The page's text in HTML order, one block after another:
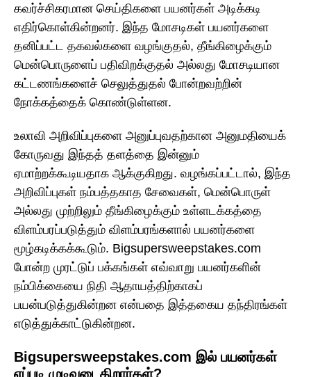
கவர்ச்சிகரமான செய்திகளை பயனர்கள் அடிக்கடி
எதிர்கொள்கின்றனர். இந்த மோசடிகள் பயனர்களை
தனிப்பட்ட தகவல்களை வழங்குதல், தீங்கிழைக்கும்
மென்பொருளைப் பதிவிறக்குதல் அல்லது மோசடியான
கட்டணங்களைச் செலுத்துதல் போன்றவற்றின்
நோக்கத்தைக் கொண்டுள்ளன.
உலாவி அறிவிப்புகளை அனுப்புவதற்கான அனுமதியைக்
கோருவது இந்தத் தளத்தை இன்னும்
ஏமாற்றக்கூடியதாக ஆக்குகிறது. வழங்கப்பட்டால், இந்த
அறிவிப்புகள் நம்பத்தகாத சேவைகள், மென்பொருள்
அல்லது முற்றிலும் தீங்கிழைக்கும் உள்ளடக்கத்தை
விளம்பரப்படுத்தும் விளம்பரங்களால் பயனர்களை
மூழ்கடிக்கக்கூடும். Bigsupersweepstakes.com
போன்ற முரட்டுப் பக்கங்கள் எவ்வாறு பயனர்களின்
நம்பிக்கையை நிதி ஆதாயத்திற்காகப்
பயன்படுத்துகின்றன என்பதை இத்தகைய தந்திரங்கள்
எடுத்துக்காட்டுகின்றன.
Bigsupersweepstakes.com இல் பயனர்கள்
எப்படி முடிவடைகிறார்கள்?